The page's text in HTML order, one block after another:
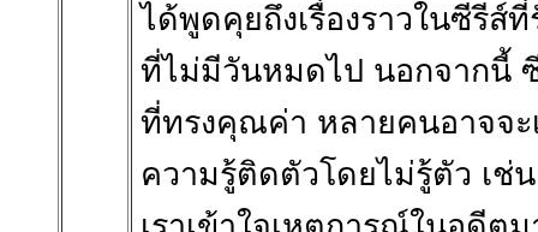
ได้พูดคุยถึงเรื่องราวในซีรีส์
ที่ไม่มีวันหมดไป นอกจากนี้
ที่ทรงคุณค่า หลายคนอาจจ
ความรู้ติดตัวโดยไม่รู้ตัว เช่